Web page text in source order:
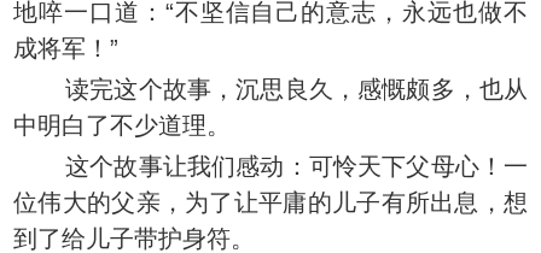
地啐一口道：“不坚信自己的意志，永远也做不
成将军！”
读完这个故事，沉思良久，感慨颇多，也从
中明白了不少道理。
这个故事让我们感动：可怜天下父母心！一
位伟大的父亲，为了让平庸的儿子有所出息，想
到了给儿子带护身符。